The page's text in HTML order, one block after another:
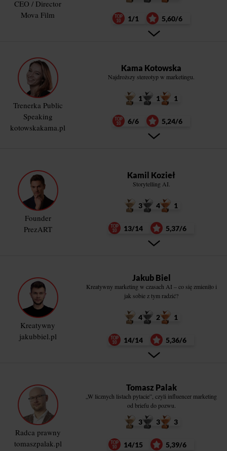
CEO / Director
Mova Film
1/1 5,60/6
Trenerka Public
Speaking
kotowskakama.pl
Kama Kotowska
Najdroższy stereotyp w marketingu.
1 1 1
6/6 5,24/6
Founder
PrezART
Kamil Kozieł
Storytelling AI.
3 4 1
13/14 5,37/6
Kreatywny
jakubbiel.pl
Jakub Biel
Kreatywny marketing w czasach AI – co się zmieniło i
jak sobie z tym radzić?
4 2 1
14/14 5,36/6
Radca prawny
tomaszpalak.pl
Tomasz Palak
„W licznych listach pytacie”, czyli influencer marketing
od briefu do pozwu.
3 3 3
14/15 5,39/6